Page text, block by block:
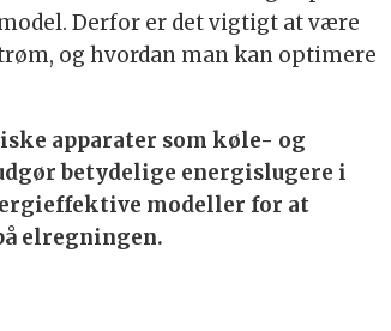
Derfor er det vigtigt at være
og hvordan man kan optimere
apparater som køle- og
betydelige energislugere i
modeller for at
elregningen.